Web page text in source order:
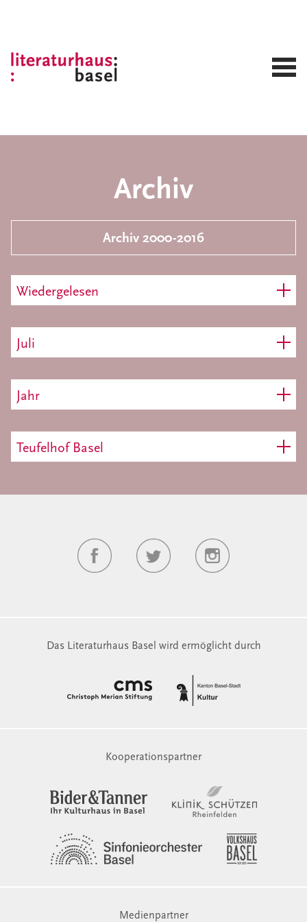
Archiv
Archiv 2000-2016
Wiedergelesen
Juli
Jahr
Teufelhof Basel
Das Literaturhaus Basel wird ermöglicht durch
Kooperationspartner
Medienpartner